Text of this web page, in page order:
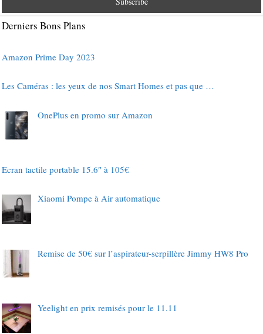
Derniers Bons Plans
Amazon Prime Day 2023
Les Caméras : les yeux de nos Smart Homes et pas que …
OnePlus en promo sur Amazon
Ecran tactile portable 15.6″ à 105€
Xiaomi Pompe à Air automatique
Remise de 50€ sur l’aspirateur-serpillère Jimmy HW8 Pro
Yeelight en prix remisés pour le 11.11